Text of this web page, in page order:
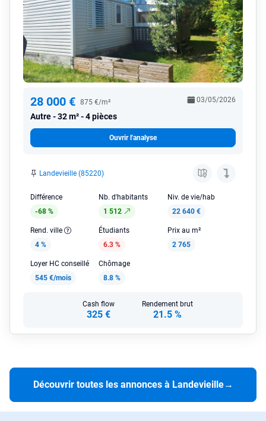
28 000 € 875 €/m²
Autre 32 m² - 4 pièces
03/05/2026
Ouvrir l'analyse
Landevieille (85220)
Différence
-68 %
Nb. d'habitants
1 512
Niv. de vie/hab
22 640 €
Rend. ville
4 %
Étudiants
6.3 %
Prix au m²
2 765
Loyer HC conseillé
545 €/mois
Chômage
8.8 %
Cash flow
325 €
Rendement brut
21.5 %
Découvrir toutes les annonces à Landevieille→